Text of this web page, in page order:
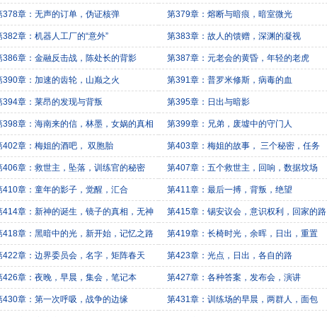
378章：无声的订单，伪证核弹 第379章：熔断与暗痕，暗室微光
382章：机器人工厂的“意外” 第383章：故人的馈赠，深渊的凝视
386章：金融反击战，陈处长的背影 第387章：元老会的黄昏，年轻的老虎
390章：加速的齿轮，山巅之火 第391章：普罗米修斯，病毒的血
394章：莱昂的发现与背叛 第395章：日出与暗影
398章：海南来的信，林墨，女娲的真相 第399章：兄弟，废墟中的守门人
402章：梅姐的酒吧， 双胞胎 第403章：梅姐的故事， 三个秘密，任务
406章：救世主，坠落，训练官的秘密 第407章：五个救世主，回响，数据坟场
410章：童年的影子，觉醒，汇合 第411章：最后一搏，背叛，绝望
414章：新神的诞生，镜子的真相，无神 第415章：锡安议会，意识权利，回家的路
418章：黑暗中的光，新开始，记忆之路 第419章：长椅时光，余晖，日出，重置
422章：边界委员会，名字，矩阵春天 第423章：光点，日出，各自的路
426章：夜晚，早晨，集会，笔记本 第427章：各种答案，发布会，演讲
430章：第一次呼吸，战争的边缘 第431章：训练场的早晨，两群人，面包